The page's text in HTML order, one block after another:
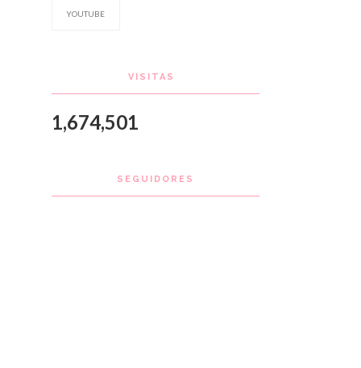
YOUTUBE
VISITAS
1,674,501
SEGUIDORES